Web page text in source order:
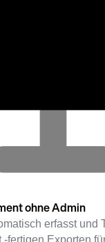
ohne Admin
erfasst und
fertigen Exporten